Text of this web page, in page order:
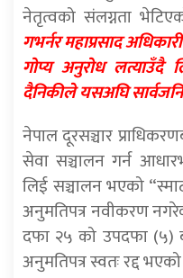
नेतृत्वको संलग्नता
गभर्नर महाप्रसाद
गोप्य अनुरोध लत्याउँदै
दैनिकीले यसअघि
नेपाल दूरसञ्चार
सेवा सञ्चालन गर्न
लिई सञ्चालन भएको
अनुमतिपत्र नवीकरण
दफा २५ को उपदफा (५)
अनुमतिपत्र स्वतः रद्द भएको